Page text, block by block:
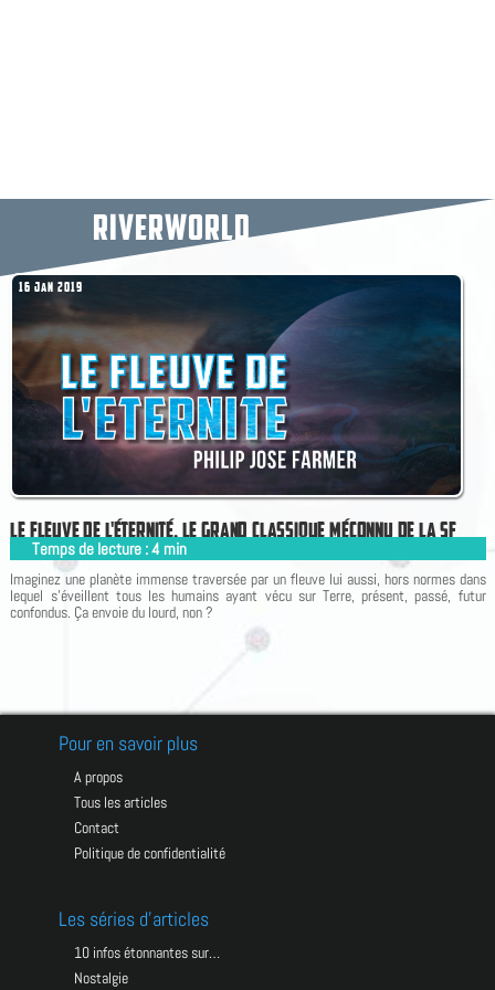
RIVERWORLD
LEFLEUVEDEL'ÉTERNITÉ,LEGRANDCLASSIQUEMÉCONNUDELASF
16 JAN 2019
Temps de lecture :4 min
Imaginez une planète immense traversée par un fleuve lui aussi, hors normes dans
lequel s’éveillent tous les humains ayant vécu sur Terre, présent, passé, futur
confondus. Ça envoie du lourd, non ?
Pour en savoir plus
A propos
Tous les articles
Contact
Politique de confidentialité
Les séries d’articles
10 infos étonnantes sur…
Nostalgie